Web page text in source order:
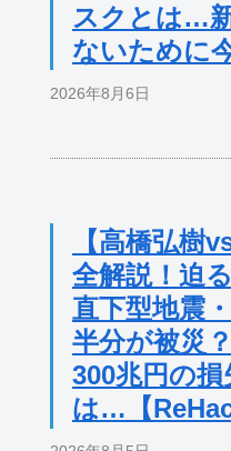
スクとは…
ないために
2026年8月6日
【高橋弘樹
全解説！迫
直下型地震
半分が被災
300兆円の損
は…【